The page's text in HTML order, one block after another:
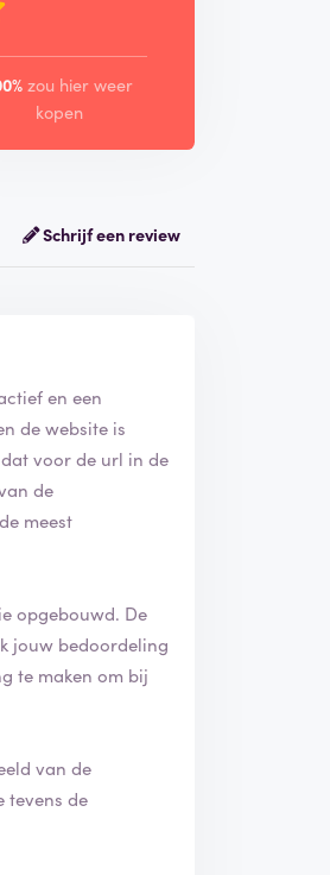
zou hier weer
kopen
Schrijf een review
en een
De
te maken om bij